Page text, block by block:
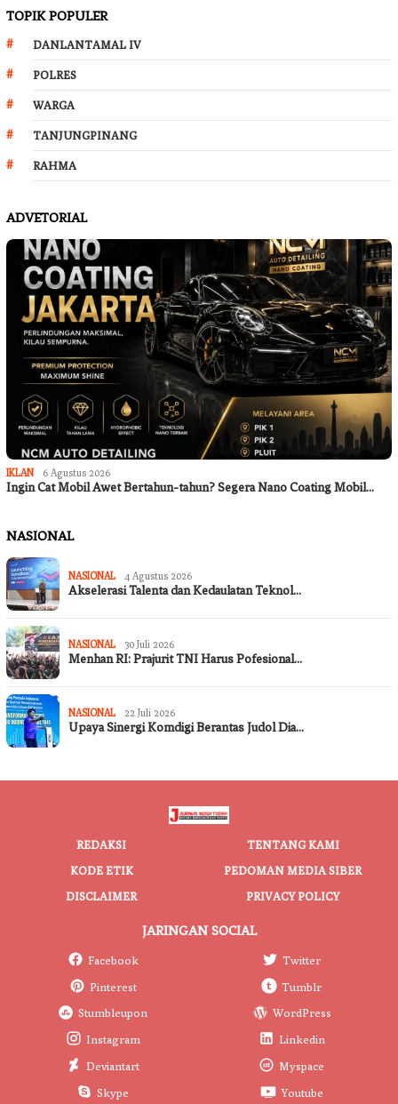
TOPIK POPULER
DANLANTAMAL IV
POLRES
WARGA
TANJUNGPINANG
RAHMA
ADVETORIAL
IKLAN 6 Agustus 2026
Ingin Cat Mobil Awet Bertahun-tahun? Segera Nano Coating Mobil…
NASIONAL
NASIONAL 4 Agustus 2026
Akselerasi Talenta dan Kedaulatan Teknol…
NASIONAL 30 Juli 2026
Menhan RI: Prajurit TNI Harus Pofesional…
NASIONAL 22 Juli 2026
Upaya Sinergi Komdigi Berantas Judol Dia…
REDAKSI
TENTANG KAMI
KODE ETIK
PEDOMAN MEDIA SIBER
DISCLAIMER
PRIVACY POLICY
JARINGAN SOCIAL
Facebook
Twitter
Pinterest
Tumblr
Stumbleupon
WordPress
Instagram
Linkedin
Deviantart
Myspace
Skype
Youtube